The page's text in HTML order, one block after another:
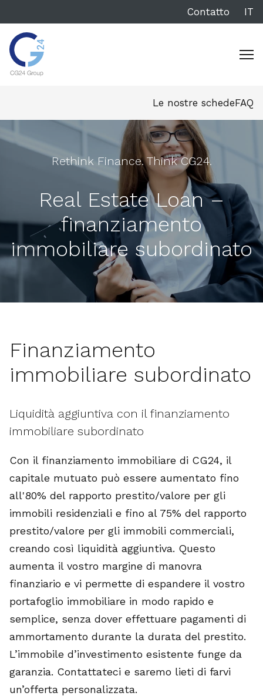
Contatto IT
Le nostre schedeFAQ
Rethink Finance. Think CG24.
Real Estate Loan –
finanziamento
immobiliare subordinato
Finanziamento
immobiliare subordinato
Liquidità aggiuntiva con il finanziamento
immobiliare subordinato
Con il finanziamento immobiliare di CG24, il
capitale mutuato può essere aumentato fino
all'80% del rapporto prestito/valore per gli
immobili residenziali e fino al 75% del rapporto
prestito/valore per gli immobili commerciali,
creando così liquidità aggiuntiva. Questo
aumenta il vostro margine di manovra
finanziario e vi permette di espandere il vostro
portafoglio immobiliare in modo rapido e
semplice, senza dover effettuare pagamenti di
ammortamento durante la durata del prestito.
L’immobile d’investimento esistente funge da
garanzia. Contattateci e saremo lieti di farvi
un’offerta personalizzata.